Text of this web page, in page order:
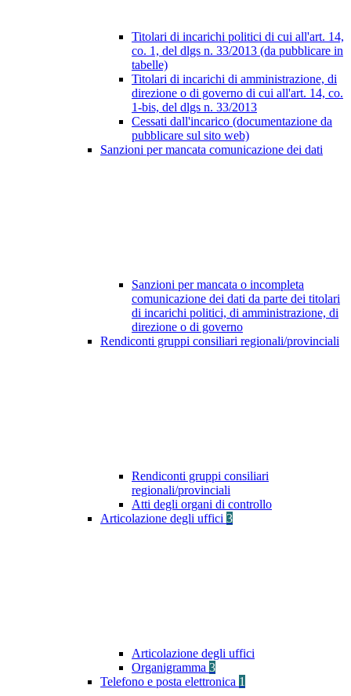
Titolari di incarichi politici di cui all'art. 14,
co. 1, del dlgs n. 33/2013 (da pubblicare in
tabelle)
Titolari di incarichi di amministrazione, di
direzione o di governo di cui all'art. 14, co.
1-bis, del dlgs n. 33/2013
Cessati dall'incarico (documentazione da
pubblicare sul sito web)
Sanzioni per mancata comunicazione dei dati
Sanzioni per mancata o incompleta
comunicazione dei dati da parte dei titolari
di incarichi politici, di amministrazione, di
direzione o di governo
Rendiconti gruppi consiliari regionali/provinciali
Rendiconti gruppi consiliari
regionali/provinciali
Atti degli organi di controllo
Articolazione degli uffici 3
Articolazione degli uffici
Organigramma 3
Telefono e posta elettronica 1